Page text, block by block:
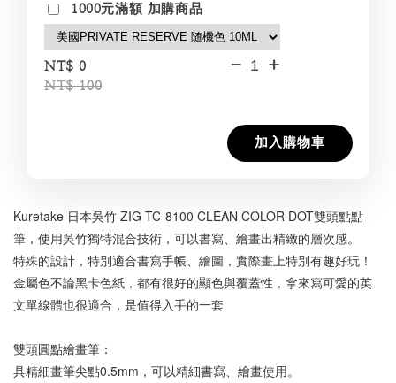
1000元滿額 加購商品
NT$ 0
NT$ 100
- +
加入購物車
Kuretake 日本吳竹 ZIG TC-8100 CLEAN COLOR DOT雙頭點點
筆，使用吳竹獨特混合技術，可以書寫、繪畫出精緻的層次感。
特殊的設計，特別適合書寫手帳、繪圖，實際畫上特別有趣好玩！
金屬色不論黑卡色紙，都有很好的顯色與覆蓋性，拿來寫可愛的英
文單線體也很適合，是值得入手的一套
雙頭圓點繪畫筆：
具精細畫筆尖點0.5mm，可以精細書寫、繪畫使用。